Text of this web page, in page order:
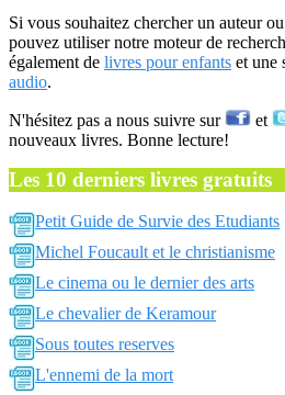
Si vous souhaitez chercher un auteur
pouvez utiliser notre moteur de
également de livres pour enfants et une
audio.
N'hésitez pas a nous suivre sur et
nouveaux livres. Bonne lecture!
Les 10 derniers livres gratuits
Petit Guide de Survie des Etudiants
Michel Foucault et le christianisme
Le cinema ou le dernier des arts
Le chevalier de Keramour
Sous toutes reserves
L'ennemi de la mort